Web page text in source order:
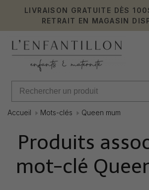
LIVRAISON GRATUITE DÈS
RETRAIT EN MAGASIN
Accueil Mots-clés Queen mum
Produits
mot-clé